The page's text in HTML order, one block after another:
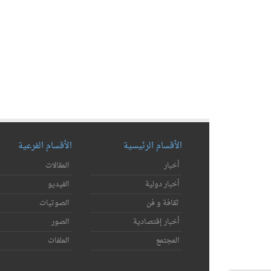
الأقسام الرئيسية
أخبار
أخبار دولية
ثقافة و فن
أخبار إقتصادية
المجتمع
الأقسام الفرعية
المقالات
الفيديو
الصوتيات
الصور
الملفات